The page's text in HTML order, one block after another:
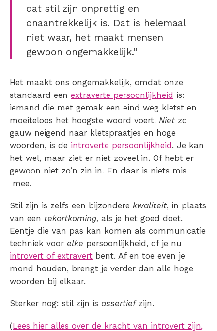
dat stil zijn onprettig en
onaantrekkelijk is. Dat is helemaal
niet waar, het maakt mensen
gewoon ongemakkelijk.”
Het maakt ons ongemakkelijk, omdat onze
standaard een extraverte persoonlijkheid is:
iemand die met gemak een eind weg kletst en
moeiteloos het hoogste woord voert. Niet zo
gauw neigend naar kletspraatjes en hoge
woorden, is de introverte persoonlijkheid. Je kan
het wel, maar ziet er niet zoveel in. Of hebt er
gewoon niet zo’n zin in. En daar is niets mis
mee.
Stil zijn is zelfs een bijzondere kwaliteit, in plaats
van een tekortkoming, als je het goed doet.
Eentje die van pas kan komen als communicatie
techniek voor elke persoonlijkheid, of je nu
introvert of extravert bent. Af en toe even je
mond houden, brengt je verder dan alle hoge
woorden bij elkaar.
Sterker nog: stil zijn is assertief zijn.
(Lees hier alles over de kracht van introvert zijn,